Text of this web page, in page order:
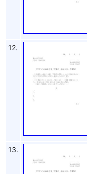
12.
13.